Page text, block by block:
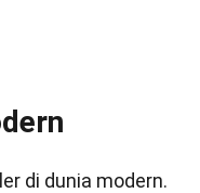
di dunia modern.